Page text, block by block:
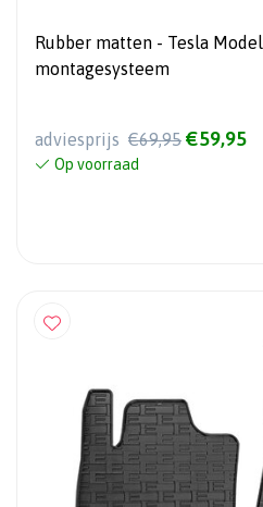
Rubber matten - Tesla
montagesysteem
adviesprijs €69,95 €59,95
Op voorraad